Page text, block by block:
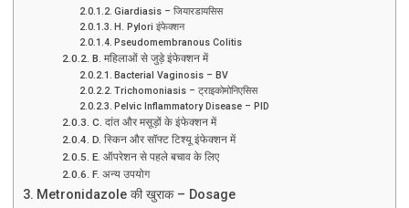
Giardiasis – जियारडायसिस
H. Pylori इंफेक्शन
Pseudomembranous Colitis
B. महिलाओं से जुड़े इंफेक्शन में
Bacterial Vaginosis – BV
Trichomoniasis – ट्राइकोमोनिएसिस
Pelvic Inflammatory Disease – PID
C. दांत और मसूड़ों के इंफेक्शन में
D. स्किन और सॉफ्ट टिश्यू इंफेक्शन में
E. ऑपरेशन से पहले बचाव के लिए
F. अन्य उपयोग
Metronidazole की खुराक – Dosage